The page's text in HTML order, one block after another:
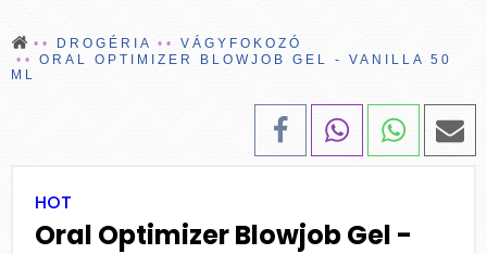
DROGÉRIA
VÁGYFOKOZÓ
ORAL OPTIMIZER BLOWJOB GEL - VANILLA 50
ML
HOT
Oral Optimizer Blowjob Gel -